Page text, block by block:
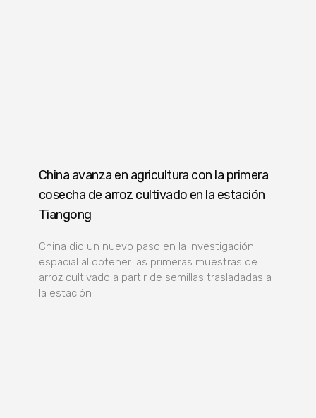
China avanza en agricultura con la primera
cosecha de arroz cultivado en la estación
Tiangong
China dio un nuevo paso en la investigación
espacial al obtener las primeras muestras de
arroz cultivado a partir de semillas trasladadas a
la estación